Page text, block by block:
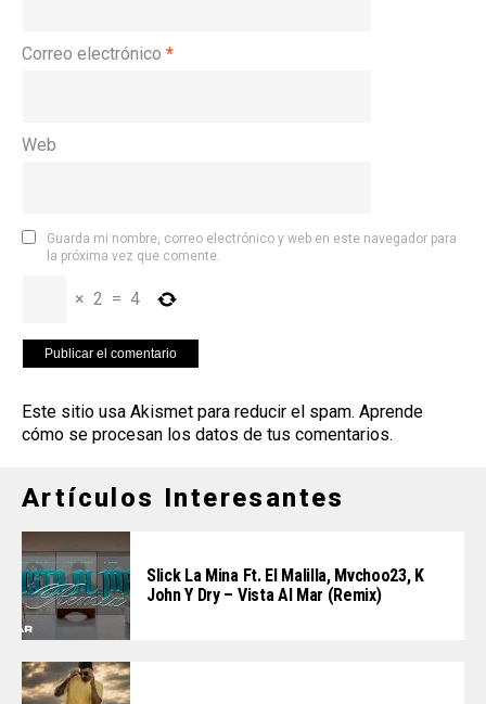
Correo electrónico *
Web
Guarda mi nombre, correo electrónico y web en este navegador para
la próxima vez que comente.
× 2 = 4
Este sitio usa Akismet para reducir el spam. Aprende
cómo se procesan los datos de tus comentarios.
Artículos Interesantes
Slick La Mina Ft. El Malilla, Mvchoo23, K
John Y Dry – Vista Al Mar (Remix)